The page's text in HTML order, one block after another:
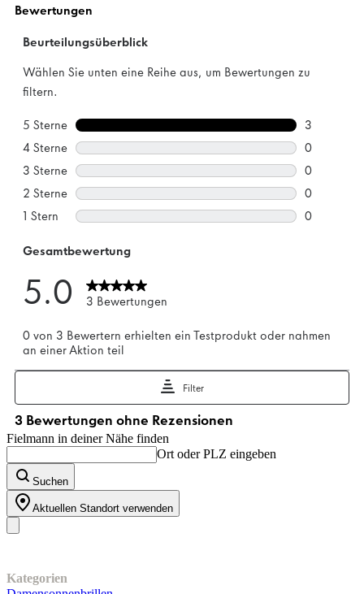
Fielmann in deiner Nähe finden
Ort oder PLZ eingeben
Suchen
Aktuellen Standort verwenden
Kategorien